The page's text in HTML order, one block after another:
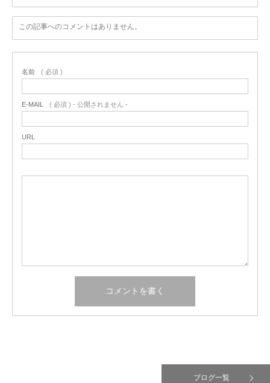
この記事へのコメントはありません。
名前 ( 必須 )
E-MAIL ( 必須 ) - 公開されません -
URL
ブログ一覧